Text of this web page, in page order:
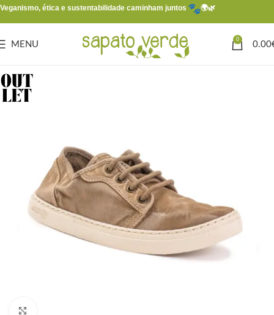
Veganismo, ética e sustentabilidade caminham juntos 🌍🌿
MENU
0
0.00